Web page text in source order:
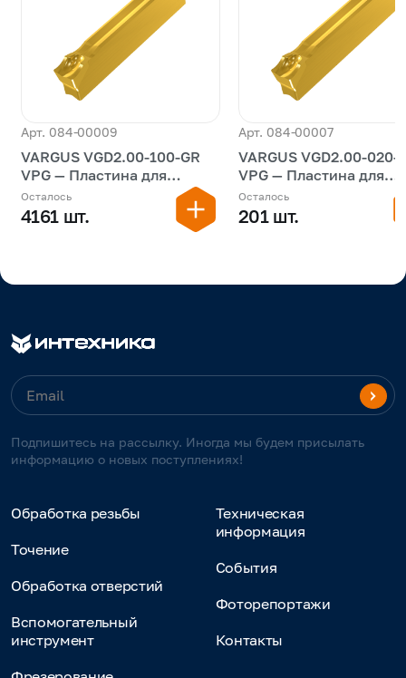
Арт. 084-00009
VARGUS VGD2.00-100-GR
VPG — Пластина для
обработки канавок
Осталось
4161 шт.
Арт. 084-00007
VARGUS VGD2.00-020-
VPG — Пластина для
обработки канавок
Осталось
201 шт.
Подпишитесь на рассылку. Иногда мы будем присылать
информацию о новых поступлениях!
Обработка резьбы
Точение
Обработка отверстий
Вспомогательный
инструмент
Техническая
информация
События
Фоторепортажи
Контакты